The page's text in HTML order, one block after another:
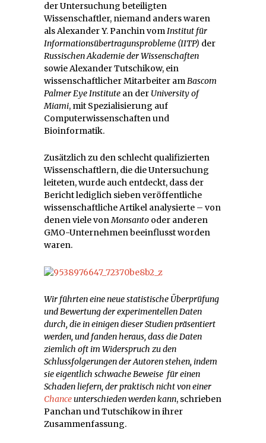
der Untersuchung beteiligten
Wissenschaftler, niemand anders waren
als Alexander Y. Panchin vomInstitut für
Informationsübertragunsprobleme (IITP) der
Russischen Akademie der Wissenschaften
sowie Alexander Tutschikow, ein
wissenschaftlicher Mitarbeiter amBascom
Palmer Eye Institute an der University of
Miami, mit Spezialisierung auf
Computerwissenschaften und
Bioinformatik.
Zusätzlich zu den schlecht qualifizierten
Wissenschaftlern, die die Untersuchung
leiteten, wurde auch entdeckt, dass der
Bericht lediglich sieben veröffentliche
wissenschaftliche Artikel analysierte – von
denen viele vonMonsanto oder anderen
GMO-Unternehmen beeinflusst worden
waren.
Wir führten eine neue statistische Überprüfung
und Bewertung der experimentellen Daten
durch, die in einigen dieser Studien präsentiert
werden, und fanden heraus, dass die Daten
ziemlich oft im Widerspruch zu den
Schlussfolgerungen der Autoren stehen, indem
sie eigentlich schwache Beweise für einen
Schaden liefern, der praktisch nicht von einer
Chanceunterschieden werden kann, schrieben
Panchan und Tutschikow in ihrer
Zusammenfassung.